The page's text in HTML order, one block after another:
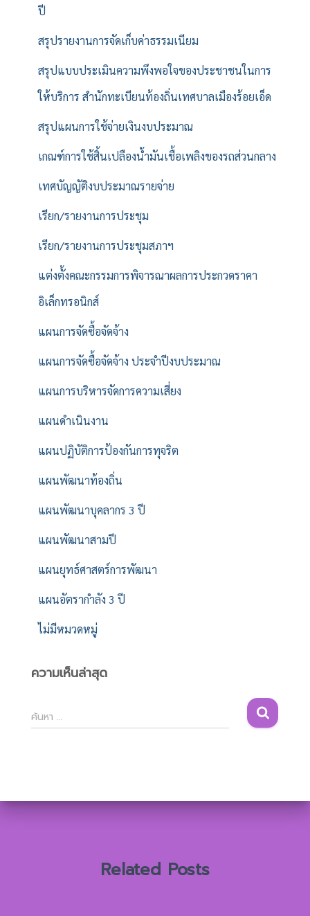
ปี
สรุปรายงานการจัดเก็บค่าธรรมเนียม
สรุปแบบประเมินความพึงพอใจของประชาชนในการ
ให้บริการ สำนักทะเบียนท้องถิ่นเทศบาลเมืองร้อยเอ็ด
สรุปแผนการใช้จ่ายเงินงบประมาณ
เกณฑ์การใช้สิ้นเปลืองน้ำมันเชื้อเพลิงของรถส่วนกลาง
เทศบัญญัติงบประมาณรายจ่าย
เรียก/รายงานการประชุม
เรียก/รายงานการประชุมสภาฯ
แต่งตั้งคณะกรรมการพิจารณาผลการประกวดราคา
อิเล็กทรอนิกส์
แผนการจัดซื้อจัดจ้าง
แผนการจัดซื้อจัดจ้าง ประจำปีงบประมาณ
แผนการบริหารจัดการความเสี่ยง
แผนดำเนินงาน
แผนปฏิบัติการป้องกันการทุจริต
แผนพัฒนาท้องถิ่น
แผนพัฒนาบุคลากร 3 ปี
แผนพัฒนาสามปี
แผนยุทธ์ศาสตร์การพัฒนา
แผนอัตรากำลัง 3 ปี
ไม่มีหมวดหมู่
ความเห็นล่าสุด
ค้
น
ห
ค้นหา …
Related Posts